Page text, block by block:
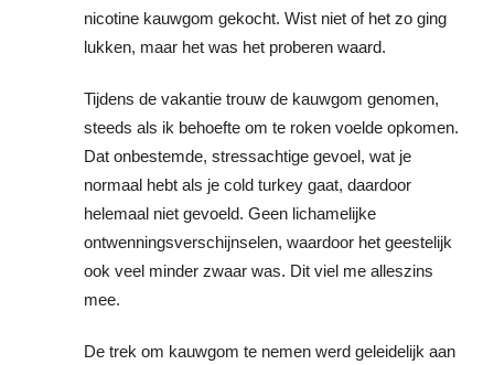
nicotine kauwgom gekocht. Wist niet of het zo ging
lukken, maar het was het proberen waard.
Tijdens de vakantie trouw de kauwgom genomen,
steeds als ik behoefte om te roken voelde opkomen.
Dat onbestemde, stressachtige gevoel, wat je
normaal hebt als je cold turkey gaat, daardoor
helemaal niet gevoeld. Geen lichamelijke
ontwenningsverschijnselen, waardoor het geestelijk
ook veel minder zwaar was. Dit viel me alleszins
mee.
De trek om kauwgom te nemen werd geleidelijk aan